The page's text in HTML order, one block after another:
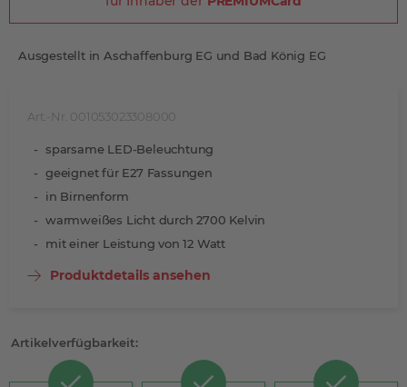
Art.-Nr. 001053023308000
sparsame LED-Beleuchtung
geeignet für E27 Fassungen
in Birnenform
warmweißes Licht durch 2700 Kelvin
mit einer Leistung von 12 Watt
Produktdetails ansehen
Artikelverfügbarkeit:
Ausgestellt in Aschaffenburg EG und Bad König EG